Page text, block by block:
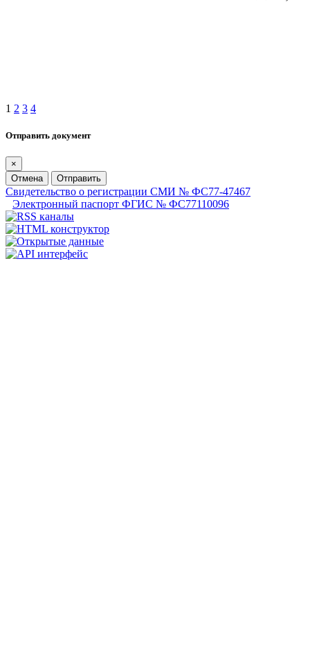
1 2 3 4
Отправить документ
×
Отмена
Отправить
Свидетельство о регистрации СМИ № ФС77-47467
Электронный паспорт ФГИС № ФС77110096